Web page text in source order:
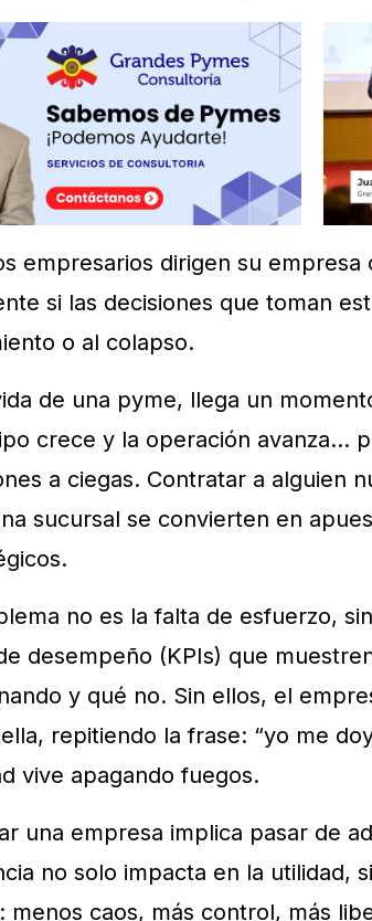
empresarios dirigen su empresa
si las decisiones que toman
o al colapso.
de una pyme, llega un
crece y la operación avanza…
a ciegas. Contratar a alguien
sucursal se convierten en
no es la falta de esfuerzo,
desempeño (KPIs) que
y qué no. Sin ellos, el
repitiendo la frase: “yo me
vive apagando fuegos.
una empresa implica pasar de
no solo impacta en la utilidad,
menos caos, más control, más